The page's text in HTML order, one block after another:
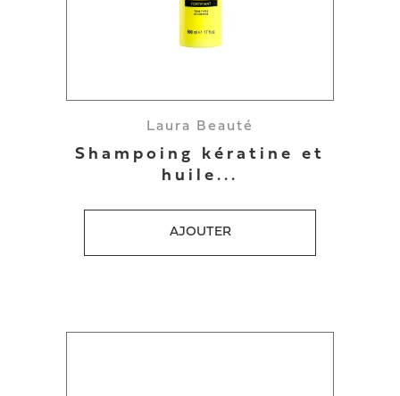
Laura Beauté
Shampoing kératine et
huile...
AJOUTER